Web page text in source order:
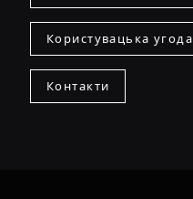
Користувацька угода
Контакти